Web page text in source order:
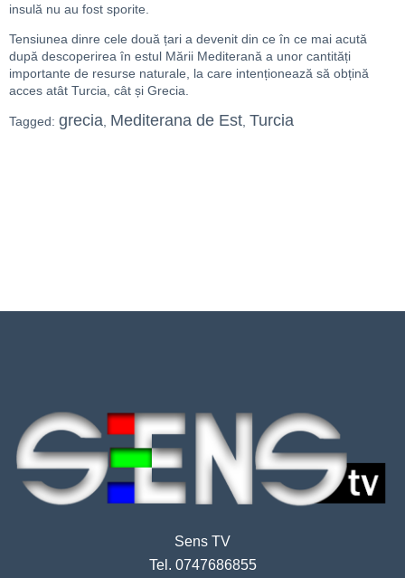
insulă nu au fost sporite.
Tensiunea dinre cele două țari a devenit din ce în ce mai acută
după descoperirea în estul Mării Mediterană a unor cantități
importante de resurse naturale, la care intenționează să obțină
acces atât Turcia, cât și Grecia.
Tagged: grecia, Mediterana de Est, Turcia
Sens TV
Tel. 0747686855